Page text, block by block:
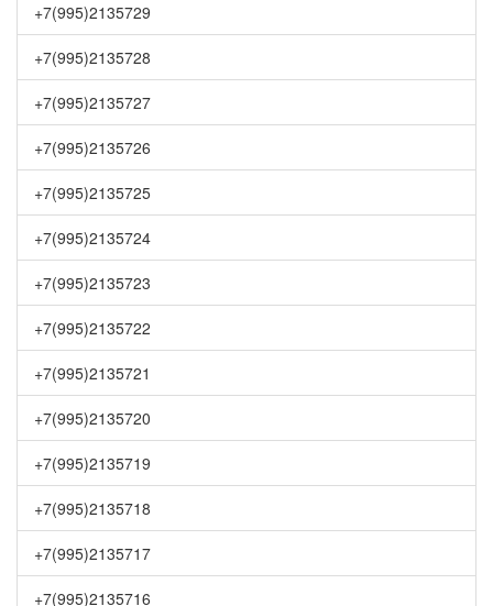
+7(995)2135729
+7(995)2135728
+7(995)2135727
+7(995)2135726
+7(995)2135725
+7(995)2135724
+7(995)2135723
+7(995)2135722
+7(995)2135721
+7(995)2135720
+7(995)2135719
+7(995)2135718
+7(995)2135717
+7(995)2135716